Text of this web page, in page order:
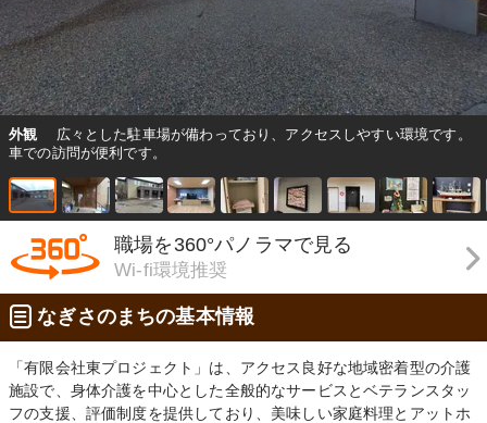
外観
広々とした駐車場が備わっており、アクセスしやすい環境です。
車での訪問が便利です。
職場を360°パノラマで見る
Wi-fi環境推奨
なぎさのまちの基本情報
「有限会社東プロジェクト」は、アクセス良好な地域密着型の介護
施設で、身体介護を中心とした全般的なサービスとベテランスタッ
フの支援、評価制度を提供しており、美味しい家庭料理とアットホ